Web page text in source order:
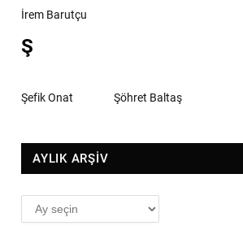
İrem Barutçu
Ş
Şefik Onat Şöhret Baltaş
AYLIK ARŞİV
AYLIK
ARŞİV